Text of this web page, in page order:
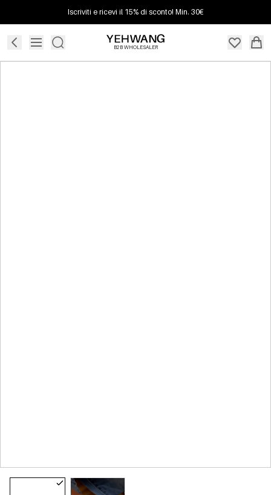
Iscriviti e ricevi il 15% di sconto! Min. 30€
B2B WHOLESALER